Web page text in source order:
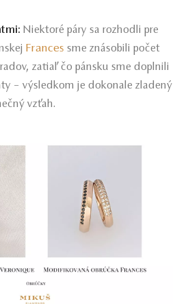
Niektoré páry sa rozhodli pre
Frances sme znásobili počet
zatiaľ čo pánsku sme doplnili
– výsledkom je dokonale zladený
vzťah.